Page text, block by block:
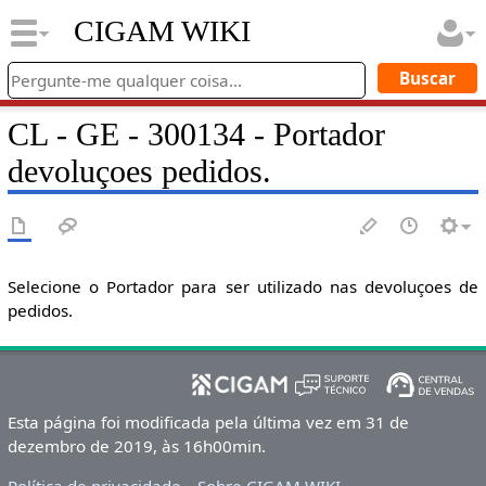
CIGAM WIKI
CL - GE - 300134 - Portador
devoluçoes pedidos.
Selecione o Portador para ser utilizado nas devoluçoes de
pedidos.
Esta página foi modificada pela última vez em 31 de
dezembro de 2019, às 16h00min.